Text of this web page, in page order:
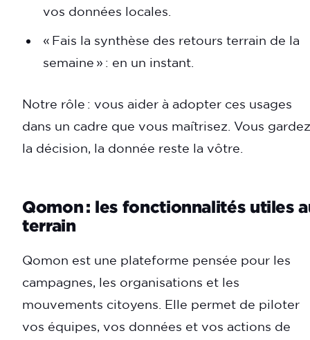
vos données locales.
« Fais la synthèse des retours terrain de la
semaine » : en un instant.
Notre rôle : vous aider à adopter ces usages
dans un cadre que vous maîtrisez. Vous gardez
la décision, la donnée reste la vôtre.
Qomon : les fonctionnalités utiles
terrain
Qomon est une plateforme pensée pour les
campagnes, les organisations et les
mouvements citoyens. Elle permet de piloter
vos équipes, vos données et vos actions de